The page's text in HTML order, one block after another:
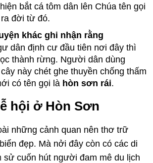
bắt cá tôm dân lên Chúa tên gọi
ra đời từ đó.
khác ghi nhận rằng
dân định cư đầu tiên nơi đây thì
thành rừng. Người dân dùng
này chét ghe thuyền chống thấm
có tên gọi là hòn sơn rái.
hội ở Hòn Sơn
những cảnh quan nên thơ trữ
đẹp. Mà nởi đây còn có các di
sử cuốn hút người đam mê du lịch